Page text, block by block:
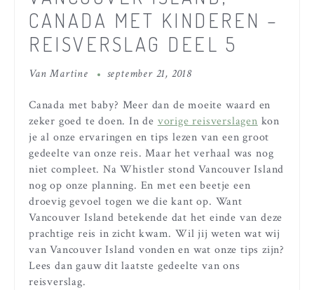
CANADA MET KINDEREN –
REISVERSLAG DEEL 5
VanMartine september 21, 2018
Canada met baby? Meer dan de moeite waard en
zeker goed te doen. In de vorige reisverslagen kon
je al onze ervaringen en tips lezen van een groot
gedeelte van onze reis. Maar het verhaal was nog
niet compleet. Na Whistler stond Vancouver Island
nog op onze planning. En met een beetje een
droevig gevoel togen we die kant op. Want
Vancouver Island betekende dat het einde van deze
prachtige reis in zicht kwam. Wil jij weten wat wij
van Vancouver Island vonden en wat onze tips zijn?
Lees dan gauw dit laatste gedeelte van ons
reisverslag.